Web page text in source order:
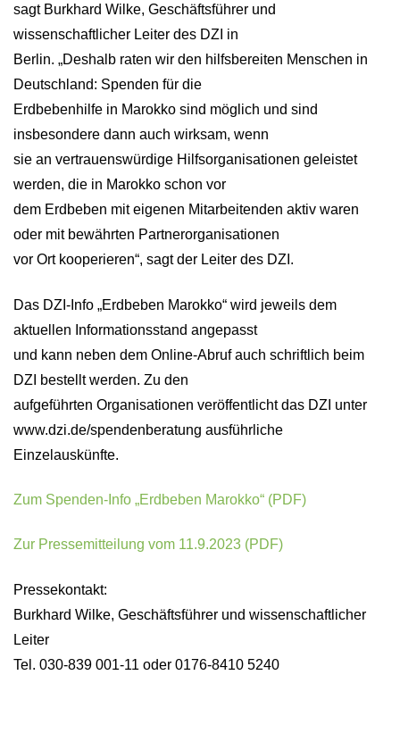
sagt Burkhard Wilke, Geschäftsführer und
wissenschaftlicher Leiter des DZI in
Berlin. „Deshalb raten wir den hilfsbereiten Menschen in
Deutschland: Spenden für die
Erdbebenhilfe in Marokko sind möglich und sind
insbesondere dann auch wirksam, wenn
sie an vertrauenswürdige Hilfsorganisationen geleistet
werden, die in Marokko schon vor
dem Erdbeben mit eigenen Mitarbeitenden aktiv waren
oder mit bewährten Partnerorganisationen
vor Ort kooperieren“, sagt der Leiter des DZI.
Das DZI-Info „Erdbeben Marokko“ wird jeweils dem
aktuellen Informationsstand angepasst
und kann neben dem Online-Abruf auch schriftlich beim
DZI bestellt werden. Zu den
aufgeführten Organisationen veröffentlicht das DZI unter
www.dzi.de/spendenberatung ausführliche
Einzelauskünfte.
Zum Spenden-Info „Erdbeben Marokko“ (PDF)
Zur Pressemitteilung vom 11.9.2023 (PDF)
Pressekontakt:
Burkhard Wilke, Geschäftsführer und wissenschaftlicher
Leiter
Tel. 030-839 001-11 oder 0176-8410 5240